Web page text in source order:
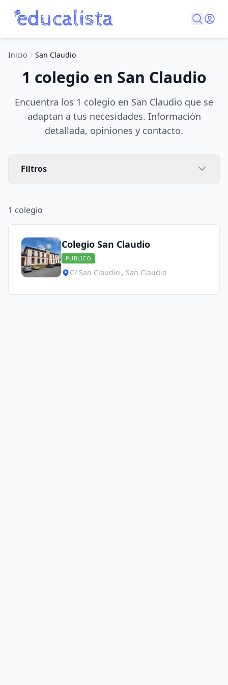
Inicio San Claudio
1 colegio en San Claudio
Encuentra los 1 colegio en San Claudio que se
adaptan a tus necesidades. Información
detallada, opiniones y contacto.
Filtros
1 colegio
Colegio San Claudio
PUBLICO
C/ San Claudio , San Claudio